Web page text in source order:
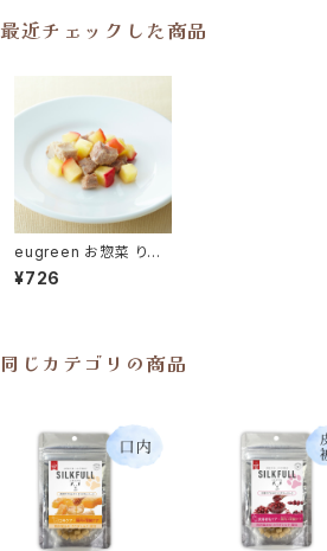
最近チェックした商品
eugreen お惣菜 りん
ごと豚肉柔らか煮 100
g ユーグレナ配合 ユー
¥726
同じカテゴリの商品